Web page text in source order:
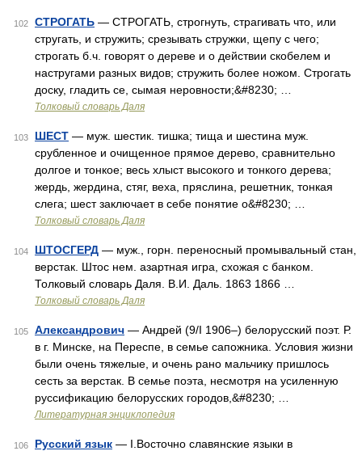
102 СТРОГАТЬ — СТРОГАТЬ, строгнуть, страгивать что, или
стругать, и стружить; срезывать стружки, щепу с чего;
строгать б.ч. говорят о дереве и о действии скобелем и
настругами разных видов; стружить более ножом. Строгать
доску, гладить се, сымая неровности;&#8230; …
Толковый словарь Даля
103 ШЕСТ — муж. шестик. тишка; тища и шестина муж.
срубленное и очищенное прямое дерево, сравнительно
долгое и тонкое; весь хлыст высокого и тонкого дерева;
жердь, жердина, стяг, веха, пряслина, решетник, тонкая
слега; шест заключает в себе понятие о&#8230; …
Толковый словарь Даля
104 ШТОСГЕРД — муж., горн. переносный промывальный стан,
верстак. Штос нем. азартная игра, схожая с банком.
Толковый словарь Даля. В.И. Даль. 1863 1866 …
Толковый словарь Даля
105 Александрович — Андрей (9/I 1906–) белорусский поэт. Р.
в г. Минске, на Переспе, в семье сапожника. Условия жизни
были очень тяжелые, и очень рано мальчику пришлось
сесть за верстак. В семье поэта, несмотря на усиленную
руссификацию белорусских городов,&#8230; …
Литературная энциклопедия
106 Русский язык — I.Восточно славянские языки в